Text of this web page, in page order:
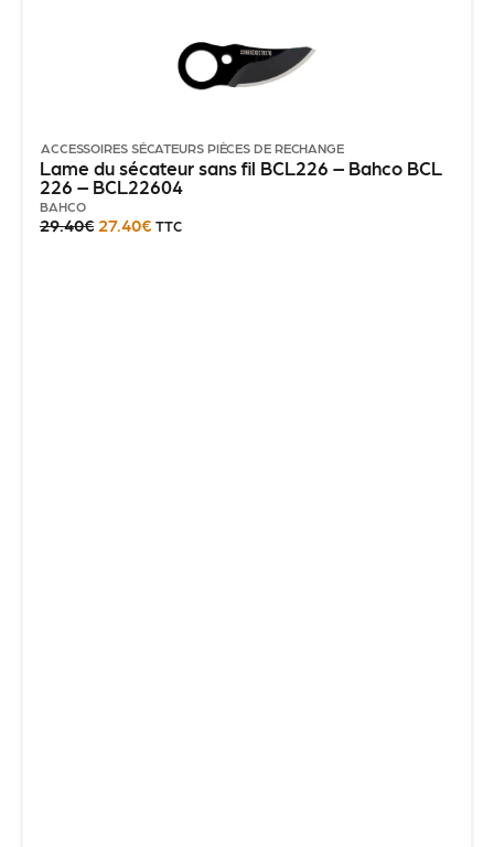
ACCESSOIRES SÉCATEURS PIÈCES DE RECHANGE
Lame du sécateur sans fil BCL226 – Bahco BCL
226 – BCL22604
BAHCO
29.40€ 27.40€ TTC